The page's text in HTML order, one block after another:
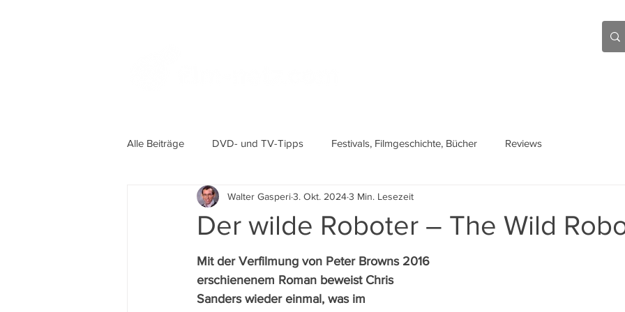
Alle Beiträge DVD- und TV-Tipps Festivals, Filmgeschichte, Bücher Reviews
Der wilde Roboter – The Wild
Walter Gasperi3. Okt. 20243 Min. Lesezeit
Mit der Verfilmung von Peter Browns 2016
erschienenem Roman beweist Chris
Sanders wieder einmal, was im